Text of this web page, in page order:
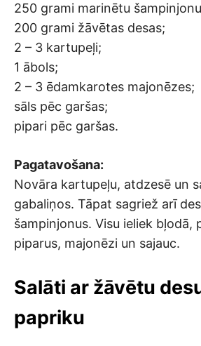
250 grami marinētu
200 grami žāvētas desas;
2 – 3 kartupeļi;
1 ābols;
2 – 3 ēdamkarotes majonēzes;
sāls pēc garšas;
pipari pēc garšas.
Pagatavošana:
Novāra kartupeļu, atdzesē un
gabaliņos. Tāpat sagriež arī
šampinjonus. Visu ieliek bļodā,
piparus, majonēzi un sajauc.
Salāti ar žāvētu
papriku